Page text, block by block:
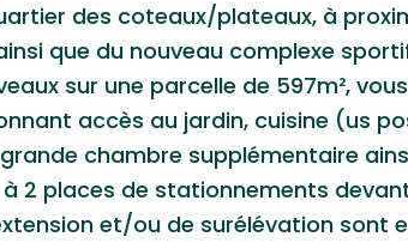
des coteaux/plateaux, à
que du nouveau complexe
sur une parcelle de 597m²,
accès au jardin, cuisine (us
chambre supplémentaire
à 2 places de stationnements
et/ou de surélévation sont